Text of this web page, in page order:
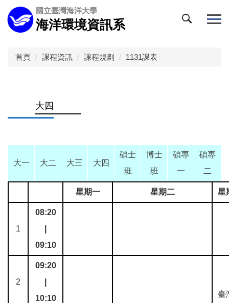
跳
到
主
國立臺灣海洋大學
海洋環境資訊系
首頁 課程資訊 課程規劃 1131課表
大四
大一 大二 大三 大四
碩士
班
博士
班
碩專
一
碩專
二
星期一 星期二 星
1
08:20
09:10
2
09:20
10:10
臺